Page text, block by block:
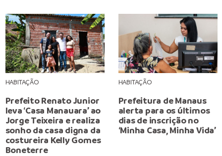
HABITAÇÃO
Prefeito Renato Junior
leva ‘Casa Manauara’ ao
Jorge Teixeira e realiza
sonho da casa digna da
costureira Kelly Gomes
Boneterre
HABITAÇÃO
Prefeitura de Manaus
alerta para os últimos
dias de inscrição no
‘Minha Casa, Minha Vida’